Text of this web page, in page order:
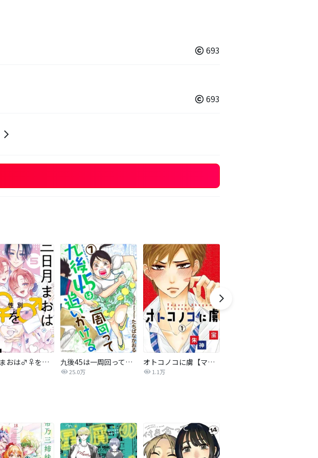
693
693
三日月まおは♂♀をえらべない 九後45は一周回って追いかける
25.0万
オトコノコに虜【マイクロ】
1.1万